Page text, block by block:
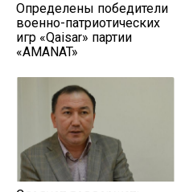
Определены победители
военно-патриотических
игр «Qaisar» партии
«AMANAT»